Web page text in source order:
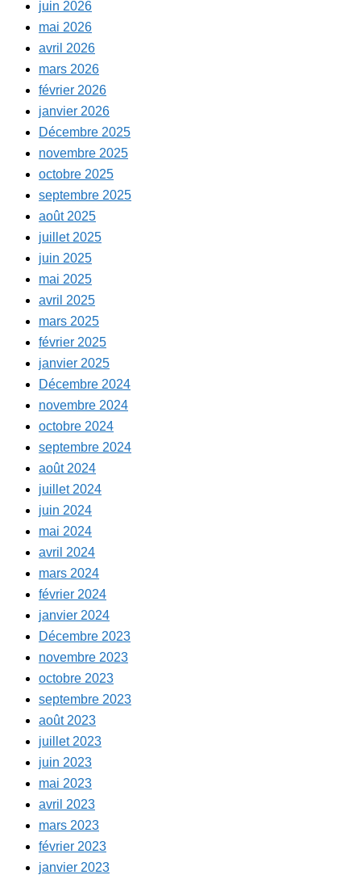
juin 2026
mai 2026
avril 2026
mars 2026
février 2026
janvier 2026
Décembre 2025
novembre 2025
octobre 2025
septembre 2025
août 2025
juillet 2025
juin 2025
mai 2025
avril 2025
mars 2025
février 2025
janvier 2025
Décembre 2024
novembre 2024
octobre 2024
septembre 2024
août 2024
juillet 2024
juin 2024
mai 2024
avril 2024
mars 2024
février 2024
janvier 2024
Décembre 2023
novembre 2023
octobre 2023
septembre 2023
août 2023
juillet 2023
juin 2023
mai 2023
avril 2023
mars 2023
février 2023
janvier 2023